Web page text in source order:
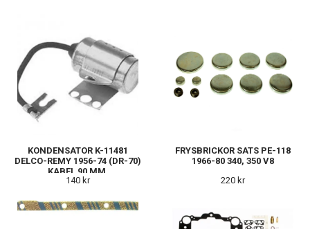
KONDENSATOR K-11481
DELCO-REMY 1956-74 (DR-70)
KABEL 90 MM.
140 kr
FRYSBRICKOR SATS PE-118
1966-80 340, 350 V8
220 kr